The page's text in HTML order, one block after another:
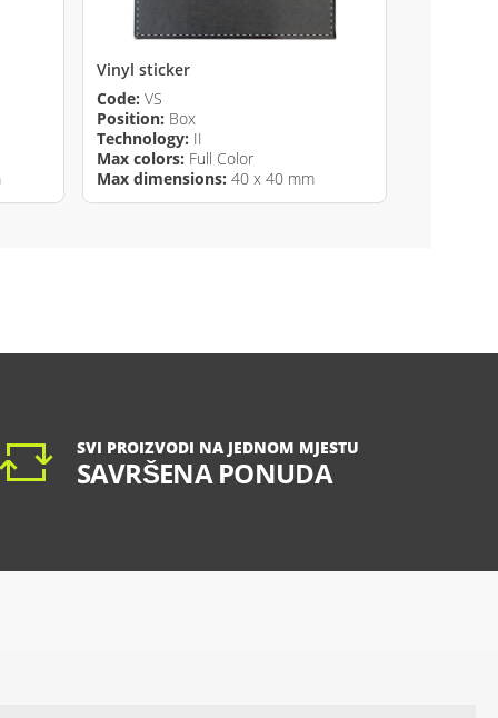
Vinyl sticker
Code: VS
Position: Box
Technology: II
Max colors: Full Color
Max dimensions: 40 x 40 mm
SVI PROIZVODI NA JEDNOM MJESTU
SAVRŠENA PONUDA